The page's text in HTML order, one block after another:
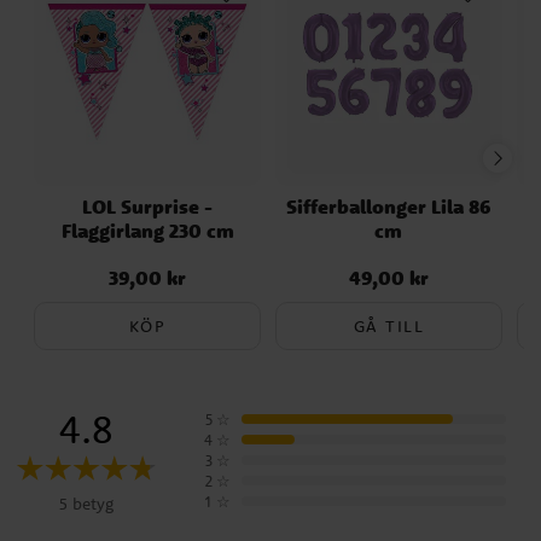
LOL Surprise -
Flaggirlang 230 cm
Pris:39,00 kr
39,00 kr
KÖP
Sifferballonger Lila 86
cm
Pris:49,00 kr
49,00 kr
GÅ TILL
4.8
5 betyg
5
4
3
2
1